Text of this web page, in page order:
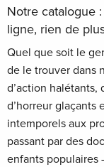
Notre catalogue
ligne, rien de
Quel que soit le
de le trouver dans
d’action halétants,
d’horreur glaçants
intemporels aux
passant par des
enfants populaires